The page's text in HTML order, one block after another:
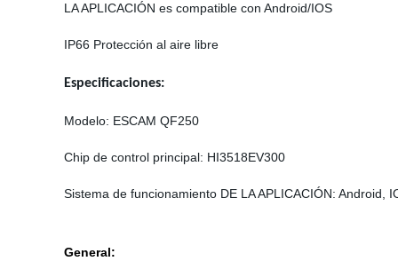
LA APLICACIÓN es compatible con Android/IOS
IP66 Protección al aire libre
Especificaciones:
Modelo: ESCAM QF250
Chip de control principal: HI3518EV300
Sistema de funcionamiento DE LA APLICACIÓN: Android,
General: